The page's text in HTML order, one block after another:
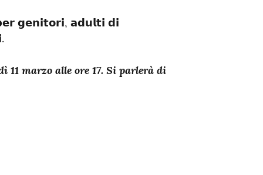
𝗴𝗲𝗻𝗶𝘁𝗼𝗿𝗶, 𝗮𝗱𝘂𝗹𝘁𝗶 𝗱𝗶
marzo alle ore 17. Si parlerà di